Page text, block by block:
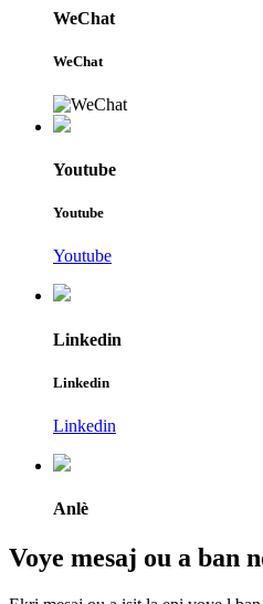
WeChat
WeChat
Youtube
Youtube
Youtube
Linkedin
Linkedin
Linkedin
Anlè
Voye mesaj ou a ban